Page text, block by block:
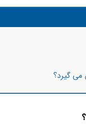
می گیرد؟